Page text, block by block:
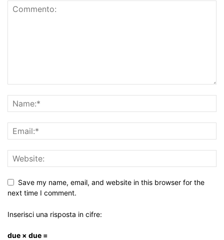
Save my name, email, and website in this browser for the
next time I comment.
Inserisci una risposta in cifre:
due × due =